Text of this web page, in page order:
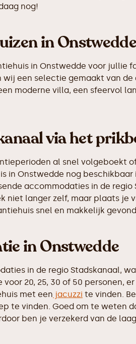
nog!
in Onstwedde
in Onstwedde voor jullie
een selectie gemaakt van
moderne villa, een sfeervol
via het
al snel volgeboekt
in Onstwedde nog
accommodaties in de
niet langer zelf, maar plaats je
snel en makkelijk
in Onstwedde
in de regio Stadskanaal,
20, 25, 30 of 50 personen,
met een jacuzzi te vinden.
te vinden. Goed om te weten
ben je verzekerd van de